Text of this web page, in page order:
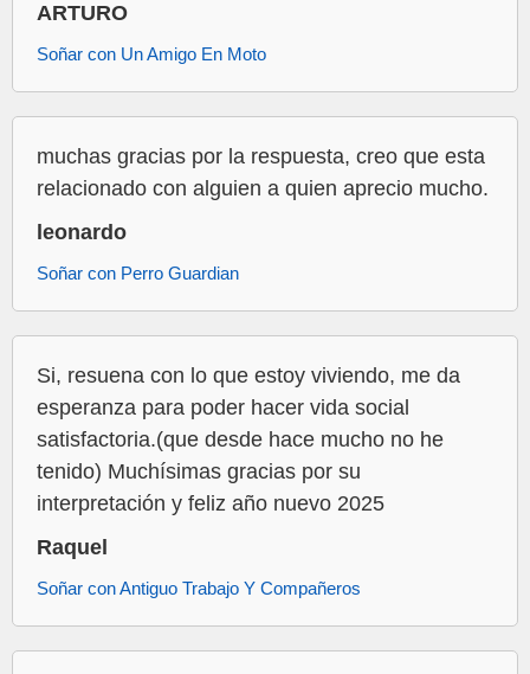
ARTURO
Soñar con Un Amigo En Moto
muchas gracias por la respuesta, creo que esta
relacionado con alguien a quien aprecio mucho.
leonardo
Soñar con Perro Guardian
Si, resuena con lo que estoy viviendo, me da
esperanza para poder hacer vida social
satisfactoria.(que desde hace mucho no he
tenido) Muchísimas gracias por su
interpretación y feliz año nuevo 2025
Raquel
Soñar con Antiguo Trabajo Y Compañeros